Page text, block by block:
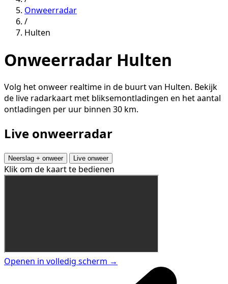
Onweerradar
/
Hulten
Onweerradar Hulten
Volg het onweer realtime in de buurt van Hulten. Bekijk
de live radarkaart met bliksemontladingen en het aantal
ontladingen per uur binnen 30 km.
Live onweerradar
Neerslag + onweer Live onweer
Klik om de kaart te bedienen
Openen in volledig scherm →